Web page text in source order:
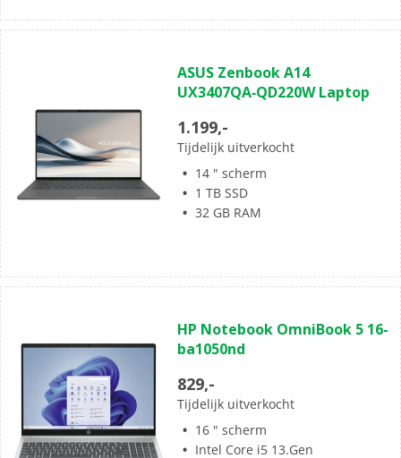
van
de
sterren.
ASUS Zenbook A14
UX3407QA‑QD220W Laptop
1.199,-
Tijdelijk uitverkocht
14 " scherm
1 TB SSD
32 GB RAM
van
de
sterren.
HP Notebook OmniBook 5 16-
ba1050nd
829,-
Tijdelijk uitverkocht
16 " scherm
Intel Core i5 13.Gen